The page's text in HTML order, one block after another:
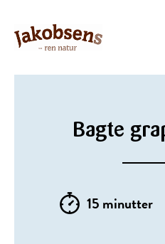
Bagte
15 minutter